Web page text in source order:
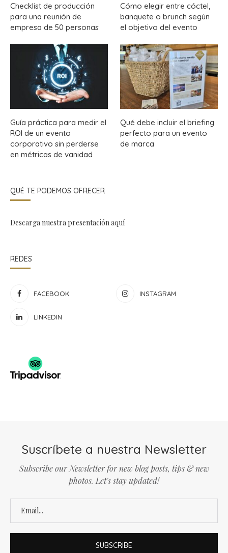
Checklist de producción
para una reunión de
empresa de 50 personas
Cómo elegir entre cóctel,
banquete o brunch según
el objetivo del evento
Guía práctica para medir el
ROI de un evento
corporativo sin perderse
en métricas de vanidad
Qué debe incluir el briefing
perfecto para un evento
de marca
QUÉ TE PODEMOS OFRECER
Descarga nuestra presentación aquí
REDES
FACEBOOK INSTAGRAM
LINKEDIN
Suscríbete a nuestra Newsletter
Subscribe our Newsletter for new blog posts, tips & new
photos. Let's stay updated!